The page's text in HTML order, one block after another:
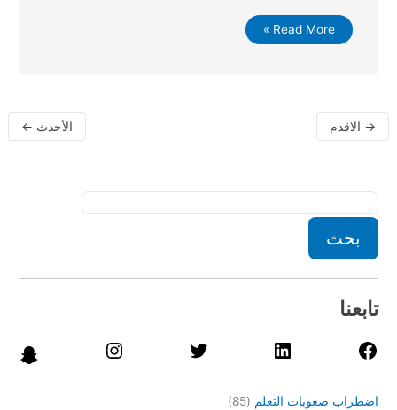
Read More »
→ الاقدم الأحدث ←
بحث
تابعنا
اضطراب صعوبات التعلم (85)